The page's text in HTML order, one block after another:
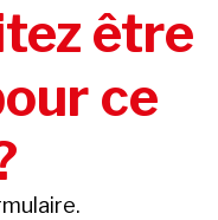
être
ce